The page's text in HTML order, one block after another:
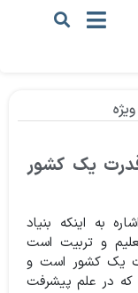
یک کشور
به اینکه بنیاد
و تربیت است
یک کشور است و
در علم پیشرفت